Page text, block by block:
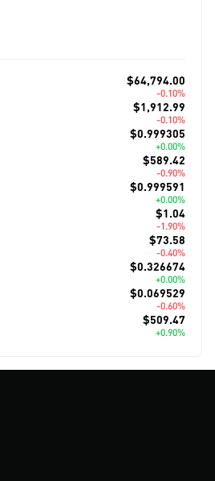
$64,794.00
-0.10%
$1,912.99
-0.10%
$0.999305
+0.00%
$589.42
-0.90%
$0.999591
+0.00%
$1.04
-1.90%
$73.58
-0.40%
$0.326674
+0.00%
$0.069529
-0.60%
$509.47
+0.90%